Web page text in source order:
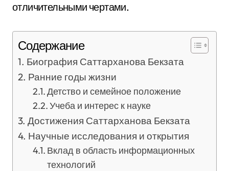
отличительными чертами.
Содержание
Биография Саттарханова Бекзата
Ранние годы жизни
Детство и семейное положение
Учеба и интерес к науке
Достижения Саттарханова Бекзата
Научные исследования и открытия
Вклад в область информационных
технологий